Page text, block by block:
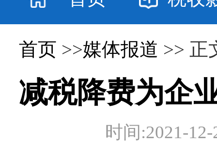
首页 >>媒体报道 >> 正
减税降费为企
时间:2021-